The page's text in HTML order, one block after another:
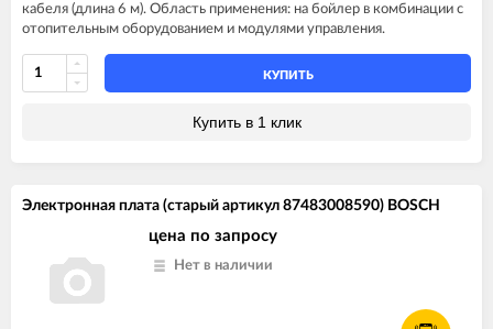
кабеля (длина 6 м). Область применения: на бойлер в комбинации с
отопительным оборудованием и модулями управления.
КУПИТЬ
Купить в 1 клик
Электронная плата (старый артикул 87483008590) BOSCH
цена по запросу
Нет в наличии